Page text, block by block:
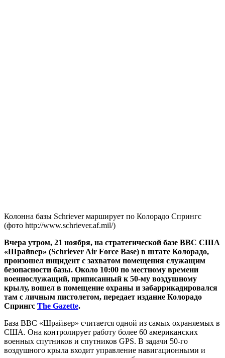
Колонна базы Schriever марширует по Колорадо Спрингс
(фото http://www.schriever.af.mil/)
Вчера утром, 21 ноября, на стратегической базе ВВС США
«Шрайвер» (Schriever Air Force Base) в штате Колорадо,
произошел инцидент с захватом помещения служащим
безопасности базы. Около 10:00 по местному времени
военнослужащий, приписанный к 50-му воздушному
крылу, вошел в помещение охраны и забаррикадировался
там с личным пистолетом, передает издание Колорадо
Спрингс The Gazette.
База ВВС «Шрайвер» считается одной из самых охраняемых в
США. Она контролирует работу более 60 американских
военных спутников и спутников GPS. В задачи 50-го
воздушного крыла входит управление навигационными и